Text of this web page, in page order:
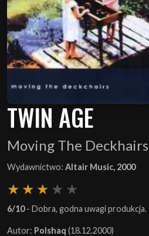
TWIN AGE
Moving The Deckhairs
Wydawnictwo: Altair Music, 2000
6/10- Dobra, godna uwagi produkcja.
Autor: Polshaq (18.12.2000)